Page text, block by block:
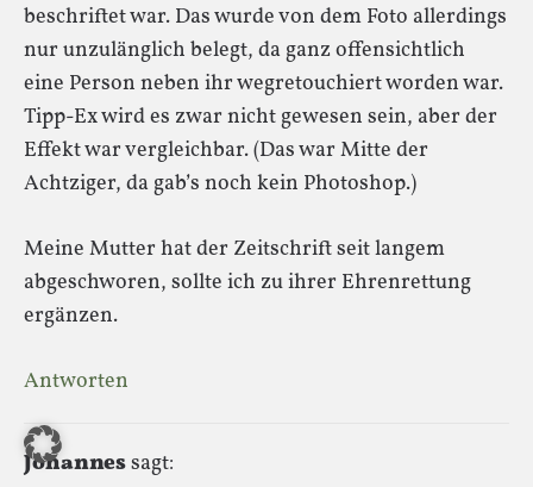
beschriftet war. Das wurde von dem Foto allerdings
nur unzulänglich belegt, da ganz offensichtlich
eine Person neben ihr wegretouchiert worden war.
Tipp-Ex wird es zwar nicht gewesen sein, aber der
Effekt war vergleichbar. (Das war Mitte der
Achtziger, da gab’s noch kein Photoshop.)
Meine Mutter hat der Zeitschrift seit langem
abgeschworen, sollte ich zu ihrer Ehrenrettung
ergänzen.
Antworten
Johannessagt: